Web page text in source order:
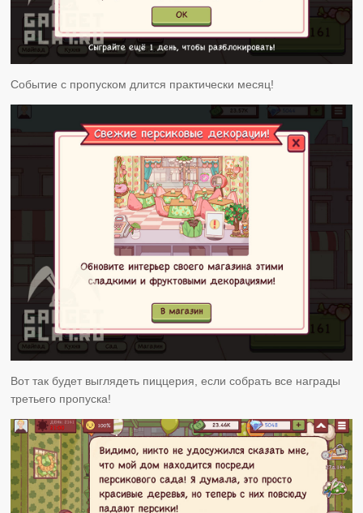
Событие с пропуском длится практически месяц!
Вот так будет выглядеть пиццерия, если собрать все награды
третьего пропуска!